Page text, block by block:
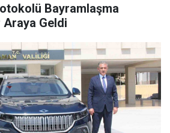
Bayramlaşma
Araya Geldi